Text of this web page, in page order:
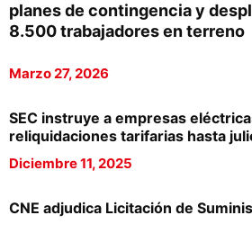
planes de contingencia y
8.500 trabajadores en terreno
Marzo 27, 2026
SEC instruye a empresas
reliquidaciones tarifarias hasta
Diciembre 11, 2025
CNE adjudica Licitación de